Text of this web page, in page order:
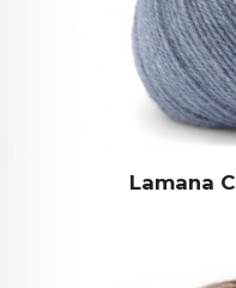
Lamana